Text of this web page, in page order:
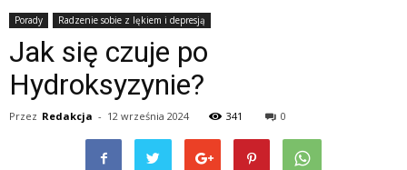
Porady Radzenie sobie z lękiem i depresją
Jak się czuje po
Hydroksyzynie?
Przez Redakcja - 12 września 2024 341 0